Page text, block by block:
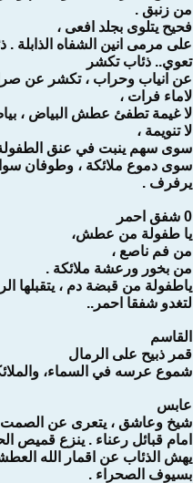
من زنبق .
فحيح يتلوى بجلد افعى ،
على مرمى انين الشفاه الذابلة .
تعوي.. ذئاب تكشر
عن انياب وحراب ، تكشر عن
لاماء فرات ،
لا غيمة تطفئ عطش البياض ،
لا تنويمة ،
سوى سهم ينبت في عنق الطفولة
سوى دموع ملائكة ، وطوفان
يرفرف .
0 شفق احمر
يا طفولة من عطش،
من فم ناصع ،
من بخور ورعشة ملائكة .
ياطفولة من قبضة دم ، يتقبلها
لتغدو شفقا احمر..
القاسم
قمر ذبيح على الرمال
شموع عرسه في السماء،
عابس
شيخ وعاشق ، يتعرى عن الصمت
امام قبائل رعناء . ينزع قميص
يهش الذئاب عن اقمار الله
بسيوف الصحراء .